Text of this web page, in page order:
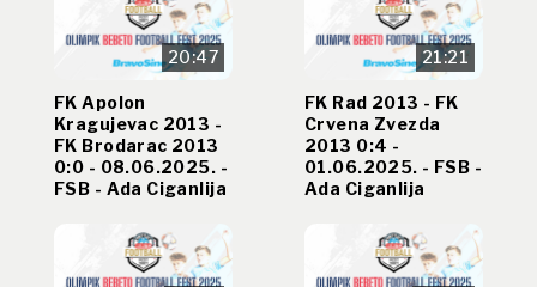
20:47
FK Apolon
Kragujevac 2013 -
FK Brodarac 2013
0:0 - 08.06.2025. -
FSB - Ada Ciganlija
21:21
FK Rad 2013 - FK
Crvena Zvezda
2013 0:4 -
01.06.2025. - FSB -
Ada Ciganlija